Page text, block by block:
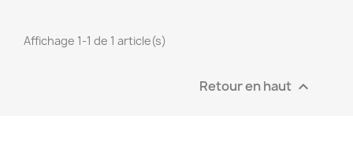
Affichage 1-1 de 1 article(s)
Retour en haut 